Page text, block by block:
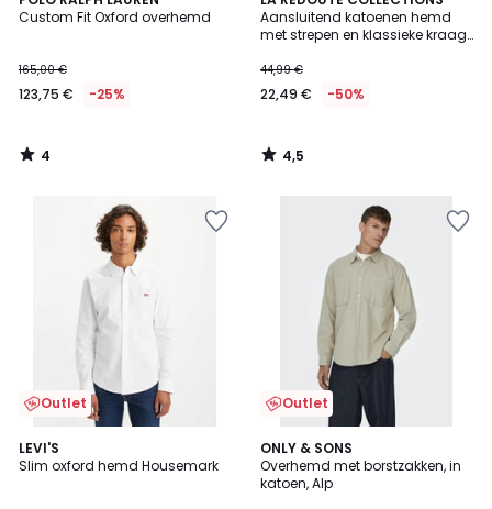
Custom Fit Oxford overhemd
165,00 €
123,75 € -25%
/
4
/
Aansluitend katoenen hemd
met strepen en klassieke kraag,
44,99 €
22,49 € -50%
/ 5
4,5
/
Outlet
LEVI'S
Slim oxford hemd Housemark
4,6
/ 5
Outlet
ONLY & SONS
Overhemd met borstzakken, in
katoen, Alp
4
/
5
2
Kleuren